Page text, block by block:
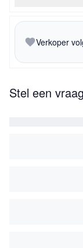
Verkoper
Stel een